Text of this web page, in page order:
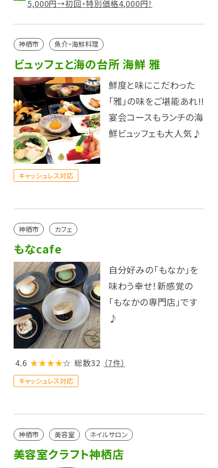
5,000円→初回・特別価格4,000円！
神栖市 魚介・海鮮料理
ビュッフェと海の台所 海鮮 雅
鮮度と味にこだわった
「雅」の味をご堪能あれ!!
宴会コースもランチの海
鮮ビュッフェも大人気♪
キャッシュレス対応
神栖市 カフェ
もなcafe
自分好みの「もなか」を
味わう幸せ！新感覚の
「もなかの専門店」です
♪
4.6 ★★★★☆ 総数32 （7件）
キャッシュレス対応
神栖市 美容室 ネイルサロン
美容室クラフト神栖店